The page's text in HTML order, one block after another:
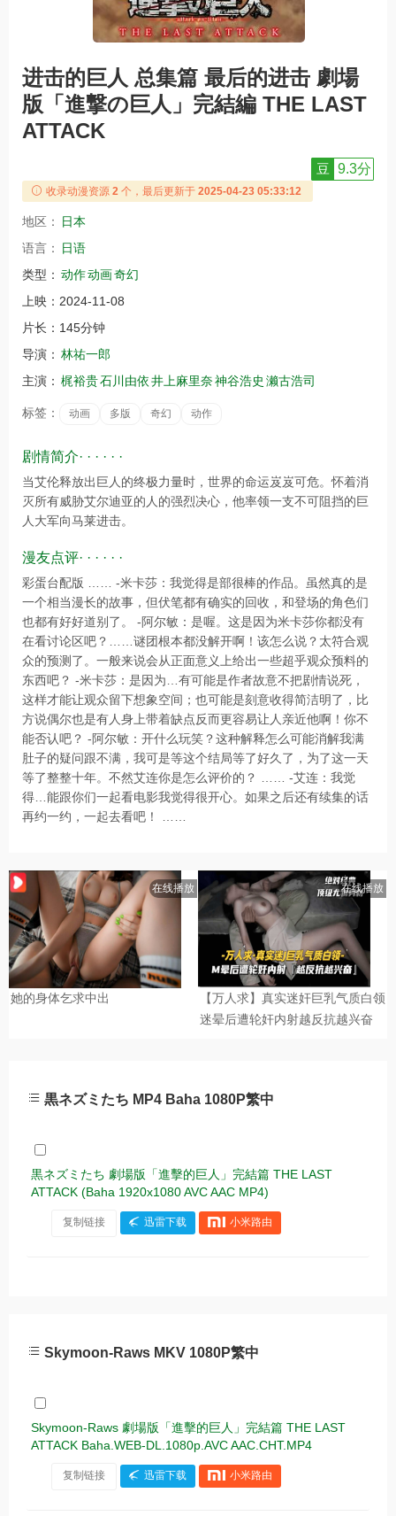
进击的巨人 总集篇 最后的进击 劇場
版「進撃の巨人」完結編 THE LAST
ATTACK
豆 9.3分
收录动漫资源 2 个，最后更新于 2025-04-23 05:33:12
地区：
日本
语言：
日语
类型： 动作动画奇幻
上映： 2024-11-08
片长： 145分钟
导演： 林祐一郎
主演： 梶裕贵石川由依井上麻里奈神谷浩史 濑古浩司
标签： 动画 多版 奇幻 动作
剧情简介· · · · · ·
当艾伦释放出巨人的终极力量时，世界的命运岌岌可危。怀着消
灭所有威胁艾尔迪亚的人的强烈决心，他率领一支不可阻挡的巨
人大军向马莱进击。
漫友点评· · · · · ·
彩蛋台配版 …… -米卡莎：我觉得是部很棒的作品。虽然真的是
一个相当漫长的故事，但伏笔都有确实的回收，和登场的角色们
也都有好好道别了。 -阿尔敏：是喔。这是因为米卡莎你都没有
在看讨论区吧？……谜团根本都没解开啊！该怎么说？太符合观
众的预测了。一般来说会从正面意义上给出一些超乎观众预料的
东西吧？ -米卡莎：是因为…有可能是作者故意不把剧情说死，
这样才能让观众留下想象空间；也可能是刻意收得简洁明了，比
方说偶尔也是有人身上带着缺点反而更容易让人亲近他啊！你不
能否认吧？ -阿尔敏：开什么玩笑？这种解释怎么可能消解我满
肚子的疑问跟不满，我可是等这个结局等了好久了，为了这一天
等了整整十年。不然艾连你是怎么评价的？ …… -艾连：我觉
得…能跟你们一起看电影我觉得很开心。如果之后还有续集的话
再约一约，一起去看吧！ ……
黒ネズミたち MP4 Baha 1080P繁中
黒ネズミたち 劇場版「進擊的巨人」完結篇 THE LAST
ATTACK (Baha 1920x1080 AVC AAC MP4)
复制链接 迅雷下载 小米路由
Skymoon-Raws MKV 1080P繁中
Skymoon-Raws 劇場版「進擊的巨人」完結篇 THE LAST
ATTACK Baha.WEB-DL.1080p.AVC AAC.CHT.MP4
复制链接 迅雷下载 小米路由